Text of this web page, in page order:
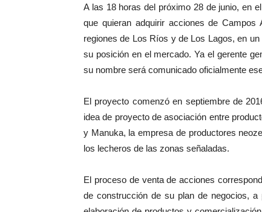
A las 18 horas del próximo 28 de junio, en
que quieran adquirir acciones de
regiones de Los Ríos y de Los Lagos, en
su posición en el mercado. Ya el gerente
su nombre será comunicado oficialmente
El proyecto comenzó en septiembre de
idea de proyecto de asociación entre
y Manuka, la empresa de productores
los lecheros de las zonas señaladas.
El proceso de venta de acciones
de construcción de su plan de negocios,